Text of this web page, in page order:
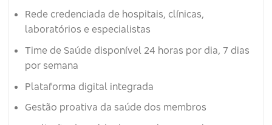
Rede credenciada de hospitais, clínicas,
laboratórios e especialistas
Time de Saúde disponível 24 horas por dia, 7 dias
por semana
Plataforma digital integrada
Gestão proativa da saúde dos membros